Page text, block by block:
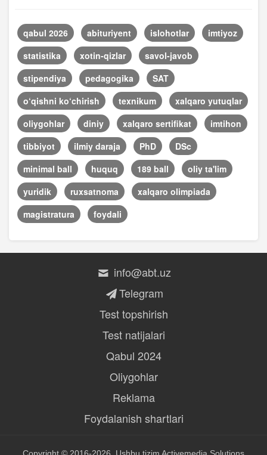
qabul 2026 abituriyent islohotlar
imtiyoz
statistika
xotin-qizlar
savol-javob
stipendiya
pedagogika
SAT
o‘qishni ko‘chirish
texnikum
xalqaro yutuqlar
oliygohlar
diniy xalqaro sertifikat
imtihon
tibbiyot
ilmiy daraja PhD
DSc
minimal ball
huquq 189 ball
oliy ta'lim
yuridik
ruxsatnoma
xalqaro olimpiada
magistratura
foydali
info@abt.uz
Telegram
Test topshirish
Test natijalari
Qabul 2024
Oliygohlar
Reklama
Foydalanish shartlari
Copyright © 2016-2026, Ushbu tizim Activemedia Solutions